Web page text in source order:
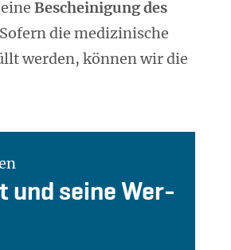
Bescheinigung des
die medizinische
werden, können wir die
und sei­ne Wer­